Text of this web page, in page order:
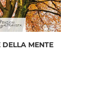
DELLA MENTE